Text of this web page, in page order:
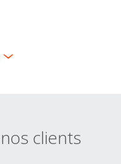
clients